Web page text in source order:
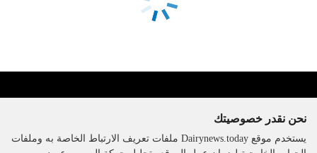
نحن نقدر خصوصيتك
يستخدم موقع Dairynews.today ملفات تعريف الارتباط الخاصة به وملفات